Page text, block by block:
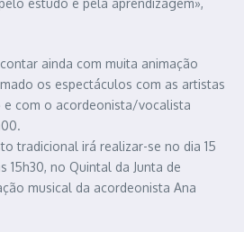
estudo e pela aprendizagem»,
ainda com muita animação
os espectáculos com as artistas
e com o acordeonista/vocalista
tradicional irá realizar-se no dia 15
15h30, no Quintal da Junta de
musical da acordeonista Ana